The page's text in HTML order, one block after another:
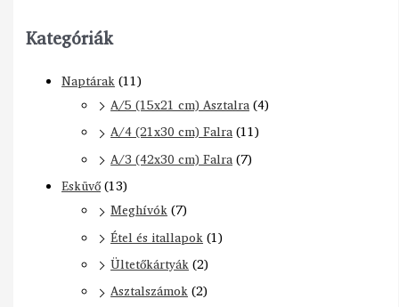
Kategóriák
Naptárak(11)
A/5 (15x21 cm) Asztalra(4)
A/4 (21x30 cm) Falra(11)
A/3 (42x30 cm) Falra(7)
Esküvő(13)
Meghívók(7)
Étel és itallapok(1)
Ültetőkártyák(2)
Asztalszámok(2)